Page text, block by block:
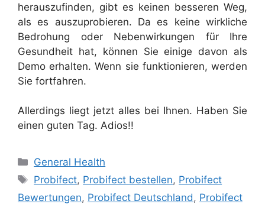
herauszufinden, gibt es keinen besseren Weg,
als es auszuprobieren. Da es keine wirkliche
Bedrohung oder Nebenwirkungen für Ihre
Gesundheit hat, können Sie einige davon als
Demo erhalten. Wenn sie funktionieren, werden
Sie fortfahren.
Allerdings liegt jetzt alles bei Ihnen. Haben Sie
einen guten Tag. Adios!!
Categories
General Health
Tags
Probifect, Probifect bestellen, Probifect
Bewertungen, Probifect Deutschland, Probifect